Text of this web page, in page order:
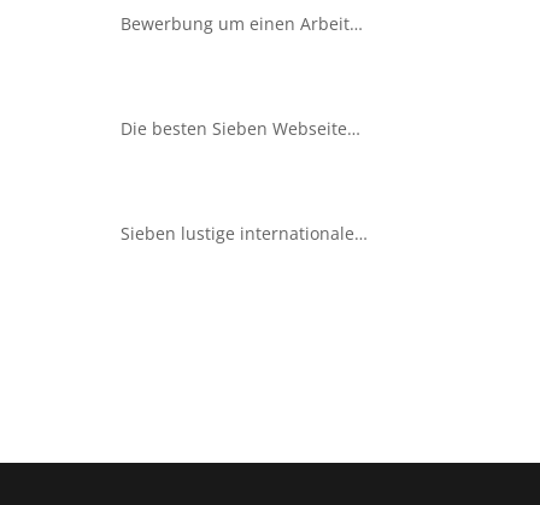
Bewerbung um einen Arbeitsplatz in Hamburg – Wichtige kulturelle Aspekte
Die besten Sieben Webseiten für Deutschlernende
Sieben lustige internationale Sprichwörter für Angeber